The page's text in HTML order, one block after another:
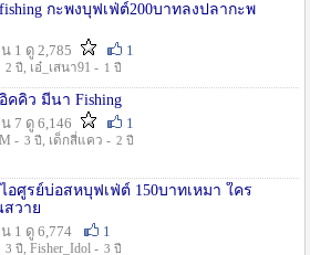
กะพงบุฟเฟ่ต์200บาทลงปลากะพ
1 ดู 2,785
1
2 ปี , เอ๋_เสนา91 - 1 ปี
คคิว มีนา Fishing
7 ดู 6,146
1
- 3 ปี , เด็กสี่แคว - 2 ปี
อศูรย์บ่อสหบุฟเฟ่ต์ 150บาทเหมา ใคร
สวาย
1 ดู 6,774
1
3 ปี , Fisher_Idol - 3 ปี